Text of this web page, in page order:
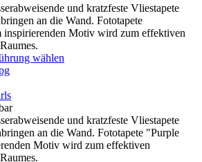
und kratzfeste Vliestapete
an die Wand. Fototapete
Motiv wird zum effektiven
wählen
und kratzfeste Vliestapete
an die Wand. Fototapete "Purple
Motiv wird zum effektiven